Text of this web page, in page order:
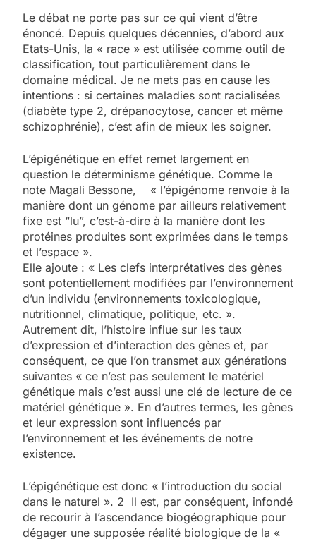
Le débat ne porte pas sur ce qui vient d’être
énoncé. Depuis quelques décennies, d’abord aux
Etats-Unis, la « race » est utilisée comme outil de
classification, tout particulièrement dans le
domaine médical. Je ne mets pas en cause les
intentions : si certaines maladies sont racialisées
(diabète type 2, drépanocytose, cancer et même
schizophrénie), c’est afin de mieux les soigner.
L’épigénétique en effet remet largement en
question le déterminisme génétique. Comme le
note Magali Bessone, « l’épigénome renvoie à la
manière dont un génome par ailleurs relativement
fixe est “lu”, c’est-à-dire à la manière dont les
protéines produites sont exprimées dans le temps
et l’espace ».
Elle ajoute : « Les clefs interprétatives des gènes
sont potentiellement modifiées par l’environnement
d’un individu (environnements toxicologique,
nutritionnel, climatique, politique, etc. ».
Autrement dit, l’histoire influe sur les taux
d’expression et d’interaction des gènes et, par
conséquent, ce que l’on transmet aux générations
suivantes « ce n’est pas seulement le matériel
génétique mais c’est aussi une clé de lecture de ce
matériel génétique ». En d’autres termes, les gènes
et leur expression sont influencés par
l’environnement et les événements de notre
existence.
L’épigénétique est donc « l’introduction du social
dans le naturel ». 2 Il est, par conséquent, infondé
de recourir à l’ascendance biogéographique pour
dégager une supposée réalité biologique de la «